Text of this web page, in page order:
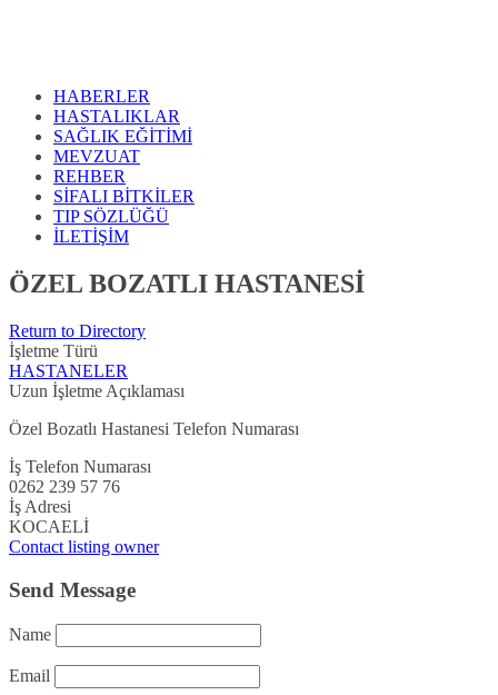
HABERLER
HASTALIKLAR
SAĞLIK EĞİTİMİ
MEVZUAT
REHBER
SİFALI BİTKİLER
TIP SÖZLÜĞÜ
İLETİŞİM
ÖZEL BOZATLI HASTANESİ
Return to Directory
İşletme Türü
HASTANELER
Uzun İşletme Açıklaması
Özel Bozatlı Hastanesi Telefon Numarası
İş Telefon Numarası
0262 239 57 76
İş Adresi
KOCAELİ
Contact listing owner
Send Message
Name
Email